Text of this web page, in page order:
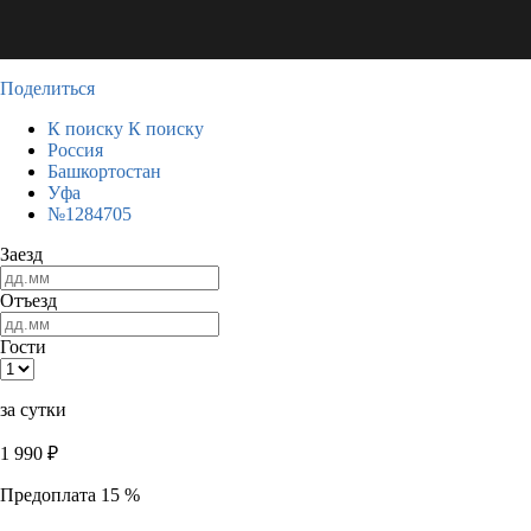
Поделиться
К поиску К поиску
Россия
Башкортостан
Уфа
№1284705
Заезд
Отъезд
Гости
за сутки
1 990 ₽
Предоплата 15 %